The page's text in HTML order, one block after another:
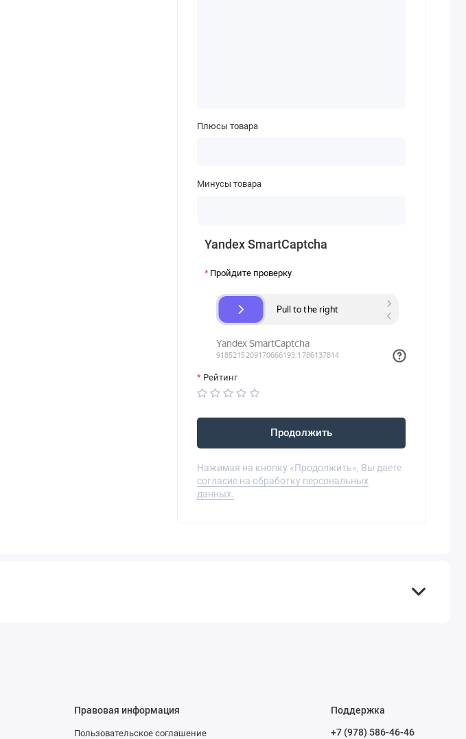
Плюсы товара
Минусы товара
Yandex SmartCaptcha
Пройдите проверку
Рейтинг
Продолжить
Нажимая на кнопку «Продолжить», Вы даете
согласие на обработку персональных
данных.
Правовая информация
Пользовательское соглашение
Поддержка
+7 (978) 586-46-46